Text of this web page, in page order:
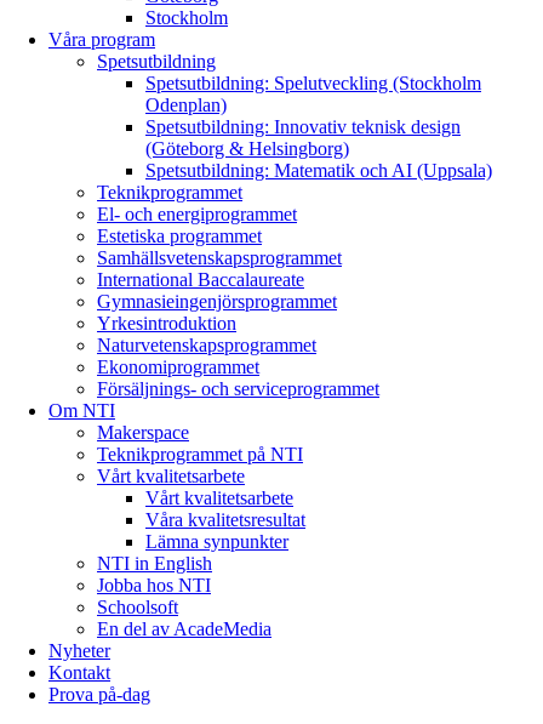
Stockholm
Våra program
Spetsutbildning
Spetsutbildning: Spelutveckling (Stockholm
Odenplan)
Spetsutbildning: Innovativ teknisk design
(Göteborg & Helsingborg)
Spetsutbildning: Matematik och AI (Uppsala)
Teknikprogrammet
El- och energiprogrammet
Estetiska programmet
Samhällsvetenskapsprogrammet
International Baccalaureate
Gymnasieingenjörsprogrammet
Yrkesintroduktion
Naturvetenskapsprogrammet
Ekonomiprogrammet
Försäljnings- och serviceprogrammet
Om NTI
Makerspace
Teknikprogrammet på NTI
Vårt kvalitetsarbete
Vårt kvalitetsarbete
Våra kvalitetsresultat
Lämna synpunkter
NTI in English
Jobba hos NTI
Schoolsoft
En del av AcadeMedia
Nyheter
Kontakt
Prova på-dag